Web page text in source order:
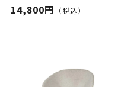
14,800円
（税込）